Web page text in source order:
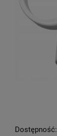
Dostępność: